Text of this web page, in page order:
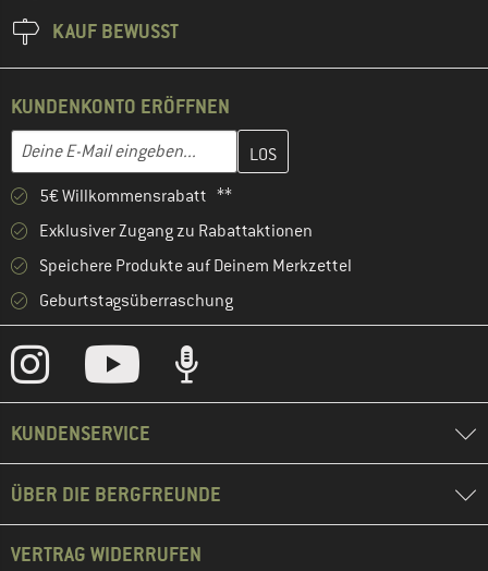
KAUF BEWUSST
KUNDENKONTO ERÖFFNEN
E-Mail-Adresse
Gib hier deine E-Mail-Adresse ein und erstelle im nächsten
5€ Willkommensrabatt **
Exklusiver Zugang zu Rabattaktionen
Speichere Produkte auf Deinem Merkzettel
Geburtstagsüberraschung
KUNDENSERVICE
ÜBER DIE BERGFREUNDE
VERTRAG WIDERRUFEN